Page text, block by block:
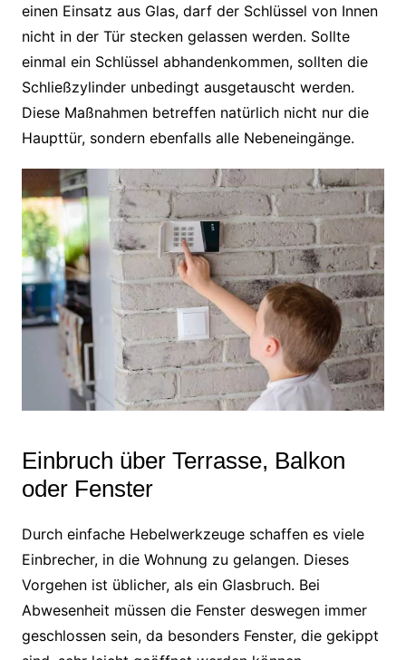
einen Einsatz aus Glas, darf der Schlüssel von Innen
nicht in der Tür stecken gelassen werden. Sollte
einmal ein Schlüssel abhandenkommen, sollten die
Schließzylinder unbedingt ausgetauscht werden.
Diese Maßnahmen betreffen natürlich nicht nur die
Haupttür, sondern ebenfalls alle Nebeneingänge.
Einbruch über Terrasse, Balkon
oder Fenster
Durch einfache Hebelwerkzeuge schaffen es viele
Einbrecher, in die Wohnung zu gelangen. Dieses
Vorgehen ist üblicher, als ein Glasbruch. Bei
Abwesenheit müssen die Fenster deswegen immer
geschlossen sein, da besonders Fenster, die gekippt